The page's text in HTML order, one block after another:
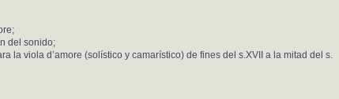
del sonido;
la viola d’amore (solístico y camarístico) de fines del s.XVII a la mitad del s.